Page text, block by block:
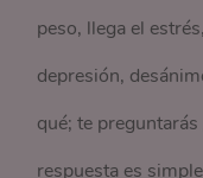
peso, llega el
depresión,
qué; te
respuesta es